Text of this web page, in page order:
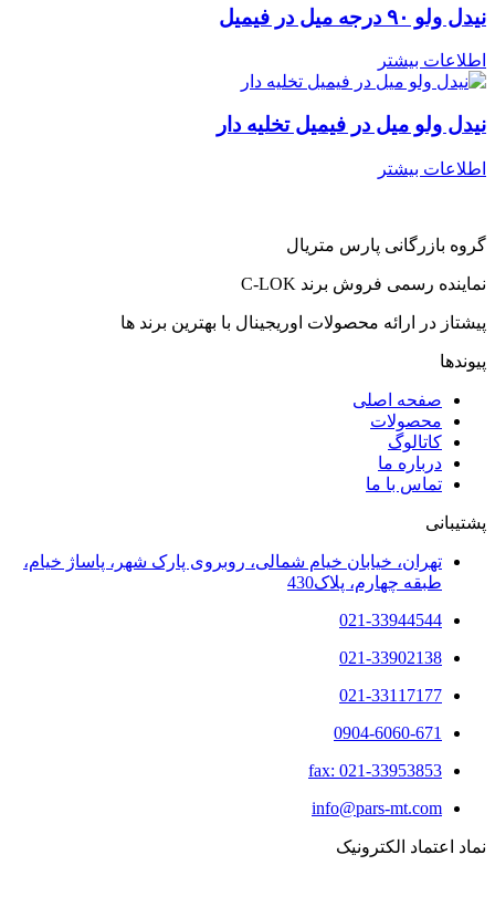
نیدل ولو ۹۰ درجه میل در فیمیل
اطلاعات بیشتر
نیدل ولو میل در فیمیل تخلیه دار
اطلاعات بیشتر
گروه بازرگانی پارس متریال
نماینده رسمی فروش برند C-LOK
پیشتاز در ارائه محصولات اوریجینال با بهترین برند ها
پیوندها
صفحه اصلی
محصولات
کاتالوگ
درباره ما
تماس با ما
پشتیبانی
تهران، خیابان خیام شمالی، روبروی پارک شهر، پاساژ خیام،
طبقه چهارم، پلاک430
021-33944544
021-33902138
021-33117177
0904-6060-671
fax: 021-33953853
info@pars-mt.com
نماد اعتماد الکترونیک